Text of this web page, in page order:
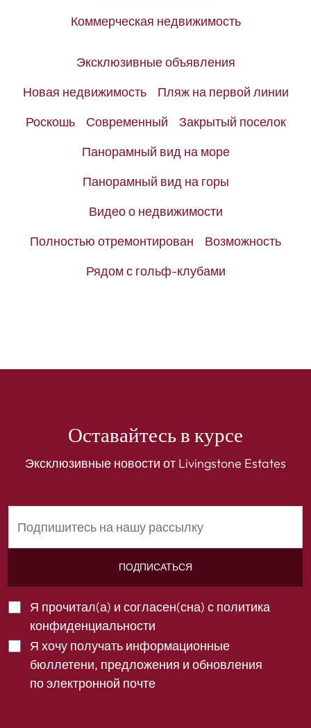
Коммерческая недвижимость
Эксклюзивные объявления
Новая недвижимость
Пляж на первой линии
Роскошь
Современный
Закрытый поселок
Панорамный вид на море
Панорамный вид на горы
Видео о недвижимости
Полностью отремонтирован
Возможность
Рядом с гольф-клубами
Оставайтесь в курсе
Эксклюзивные новости от Livingstone Estates
ПОДПИСАТЬСЯ
Я прочитал(а) и согласен(сна) с политика
конфиденциальности
Я хочу получать информационные
бюллетени, предложения и обновления
по электронной почте